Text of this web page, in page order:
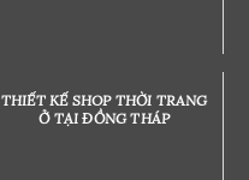
THIẾT KẾ SHOP THỜI TRANG
Ở TẠI ĐỒNG THÁP